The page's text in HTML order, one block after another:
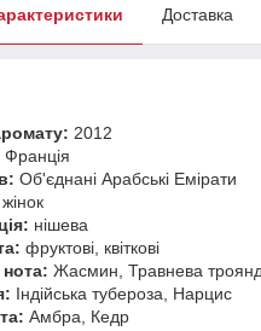
Доставка
2012
Франція
Об'єднані Арабські Емірати
нішева
фруктові, квіткові
Жасмин, Травнева
Індійська тубероза, Нарцис
Амбра, Кедр